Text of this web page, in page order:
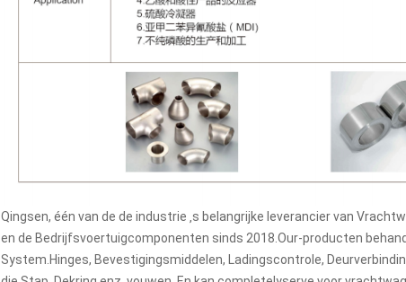
Qingsen, één van de de industrie ‚s belangrijke leverancier van
en de Bedrijfsvoertuigcomponenten sinds 2018.Our-producten
System.Hinges, Bevestigingsmiddelen, Ladingscontrole,